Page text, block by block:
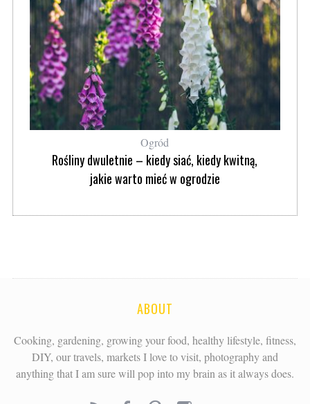
Ogród
Rośliny dwuletnie – kiedy siać, kiedy kwitną,
jakie warto mieć w ogrodzie
ABOUT
Cooking, gardening, growing your food, healthy lifestyle, fitness,
DIY, our travels, markets I love to visit, photography and
anything that I am sure will pop into my brain as it always does.